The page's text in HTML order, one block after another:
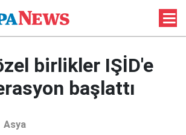
birlikler IŞİD'e
başlattı
Asya